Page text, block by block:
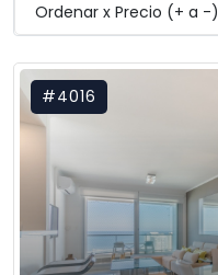
Ordenar x Precio (+ a -)
#4016